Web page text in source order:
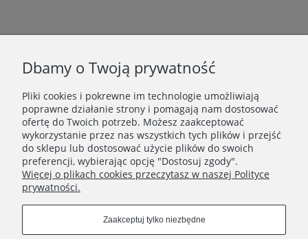
Newsletter
Podaj swój adres e-mail, jeżeli chcesz otrzymywać
informacje o nowościach i promocjach.
Zapisz się
Dbamy o Twoją prywatność
Pliki cookies i pokrewne im technologie umożliwiają
poprawne działanie strony i pomagają nam dostosować
ofertę do Twoich potrzeb. Możesz zaakceptować
wykorzystanie przez nas wszystkich tych plików i przejść
do sklepu lub dostosować użycie plików do swoich
preferencji, wybierając opcję "Dostosuj zgody".
Więcej o plikach cookies przeczytasz w naszej Polityce
prywatności.
Zaakceptuj tylko niezbędne